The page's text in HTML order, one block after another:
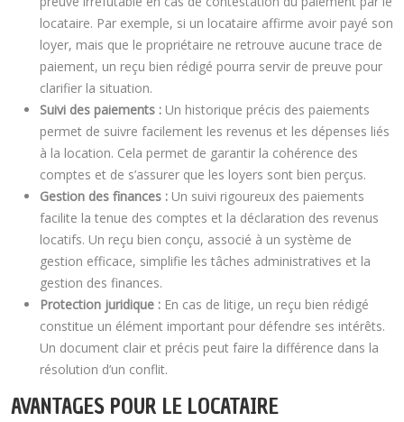
locataire. Par exemple, si un locataire affirme avoir payé son
loyer, mais que le propriétaire ne retrouve aucune trace de
paiement, un reçu bien rédigé pourra servir de preuve pour
clarifier la situation.
Suivi des paiements : Un historique précis des paiements
permet de suivre facilement les revenus et les dépenses liés
à la location. Cela permet de garantir la cohérence des
comptes et de s’assurer que les loyers sont bien perçus.
Gestion des finances : Un suivi rigoureux des paiements
facilite la tenue des comptes et la déclaration des revenus
locatifs. Un reçu bien conçu, associé à un système de
gestion efficace, simplifie les tâches administratives et la
gestion des finances.
Protection juridique : En cas de litige, un reçu bien rédigé
constitue un élément important pour défendre ses intérêts.
Un document clair et précis peut faire la différence dans la
résolution d’un conflit.
AVANTAGES POUR LE LOCATAIRE